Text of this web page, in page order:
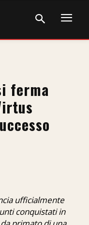
ferma
ufficialmente
conquistati in